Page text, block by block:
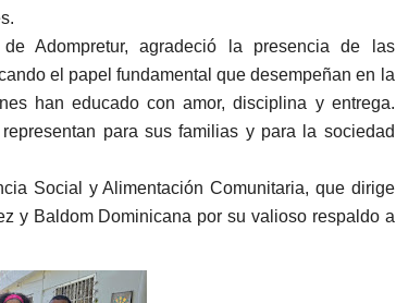
de Adompretur, agradeció la presencia de las
el papel fundamental que desempeñan en la
han educado con amor, disciplina y entrega.
para sus familias y para la sociedad
Social y Alimentación Comunitaria, que dirige
y Baldom Dominicana por su valioso respaldo a